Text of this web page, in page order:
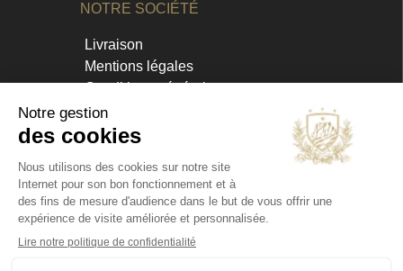
NOTRE SOCIÉTÉ
Livraison
Mentions légales
Contact et horaires
Blog
INFORMATIONS